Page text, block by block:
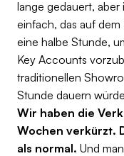
lange gedauert,
einfach, das auf
eine halbe Stunde,
Key Accounts
traditionellen
Stunde dauern
Wir haben die
Wochen verkürzt.
als normal. Und